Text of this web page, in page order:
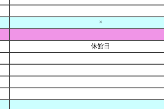
×
休館日